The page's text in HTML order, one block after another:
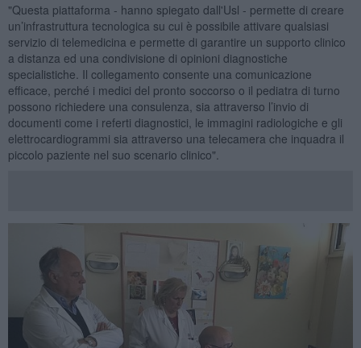
"Questa piattaforma - hanno spiegato dall'Usl - permette di creare
un’infrastruttura tecnologica su cui è possibile attivare qualsiasi
servizio di telemedicina e permette di garantire un supporto clinico
a distanza ed una condivisione di opinioni diagnostiche
specialistiche. Il collegamento consente una comunicazione
efficace, perché i medici del pronto soccorso o il pediatra di turno
possono richiedere una consulenza, sia attraverso l’invio di
documenti come i referti diagnostici, le immagini radiologiche e gli
elettrocardiogrammi sia attraverso una telecamera che inquadra il
piccolo paziente nel suo scenario clinico".